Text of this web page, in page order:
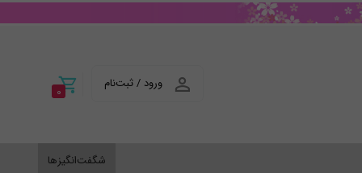
0
ورود / ثبت‌نام
شگفت‌انگیزها